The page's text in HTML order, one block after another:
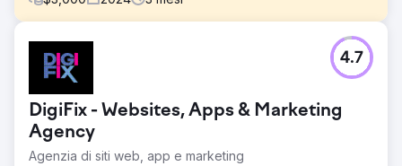
Sfida
La sfida era ottenere più vendite dai clienti esistenti
poiché le vendite da parte dei clienti esistenti erano
diminuite rispetto allo scorso anno.
Soluzione
Abbiamo microsegmentato il pubblico in base alla fase in
cui si trovava nel ciclo di acquisto della loro attività.
DigiFix - Websites, Apps & Marketing
Agency
Agenzia di siti web, app e marketing
4.7